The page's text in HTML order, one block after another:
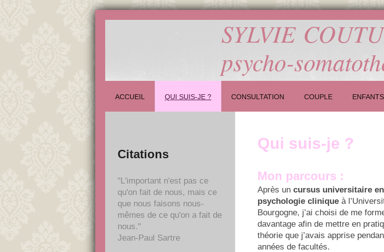
SYLVIE
psycho-
ACCUEIL QUI SUIS-JE ? CONSULTATION COUPLE ENFANTS
Qui suis-je ?
Mon parcours :
Après uncursus universitaire en
psychologie clinique à
Bourgogne, j’ai choisi de me
davantage afin de mettre en
théorie que j’avais apprise
années de facultés.
Citations
"L'important n'est pas ce
qu'on fait de nous, mais ce
que nous faisons nous-
mêmes de ce qu'on a fait de
nous."
Jean-Paul Sartre